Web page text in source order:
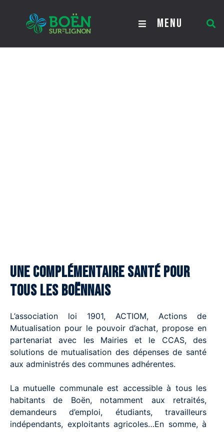
MENU
Mutuelle communale
Une complémentaire santé pour
tous les Boënnais
L’association loi 1901, ACTIOM, Actions de
Mutualisation pour le pouvoir d’achat, propose en
partenariat avec les Mairies et le CCAS, des
solutions de mutualisation des dépenses de santé
aux administrés des communes adhérentes.
La mutuelle communale est accessible à tous les
habitants de Boën, notamment aux retraités,
demandeurs d’emploi, étudiants, travailleurs
indépendants, exploitants agricoles…En somme, à